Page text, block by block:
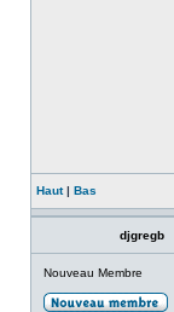
Haut| Bas
djgregb
Nouveau Membre